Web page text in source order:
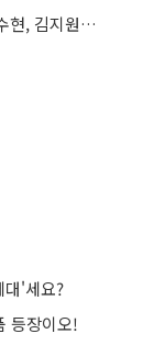
드라마 '눈물의 여왕' 마지막화…불사조 김수현, 김지원과 호상 엔딩
'세요?
등장이오!